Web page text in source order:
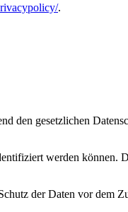
.
den gesetzlichen
werden können.
der Daten vor dem